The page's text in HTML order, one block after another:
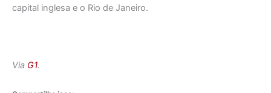
capital inglesa e o Rio de Janeiro.
Via G1.